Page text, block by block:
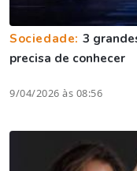
Sociedade: 3
precisa de conhecer
9/04/2026 às 08:56